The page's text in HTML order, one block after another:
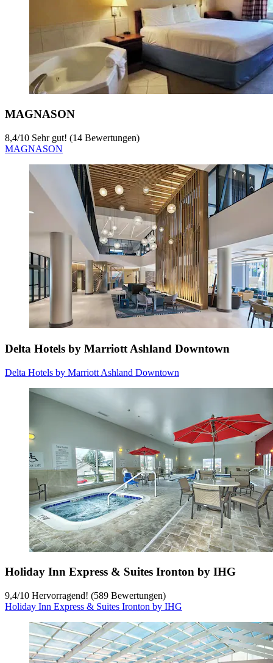
MAGNASON
8,4/10 Sehr gut! (14 Bewertungen)
MAGNASON
Delta Hotels by Marriott Ashland Downtown
Delta Hotels by Marriott Ashland Downtown
Holiday Inn Express & Suites Ironton by IHG
9,4/10 Hervorragend! (589 Bewertungen)
Holiday Inn Express & Suites Ironton by IHG